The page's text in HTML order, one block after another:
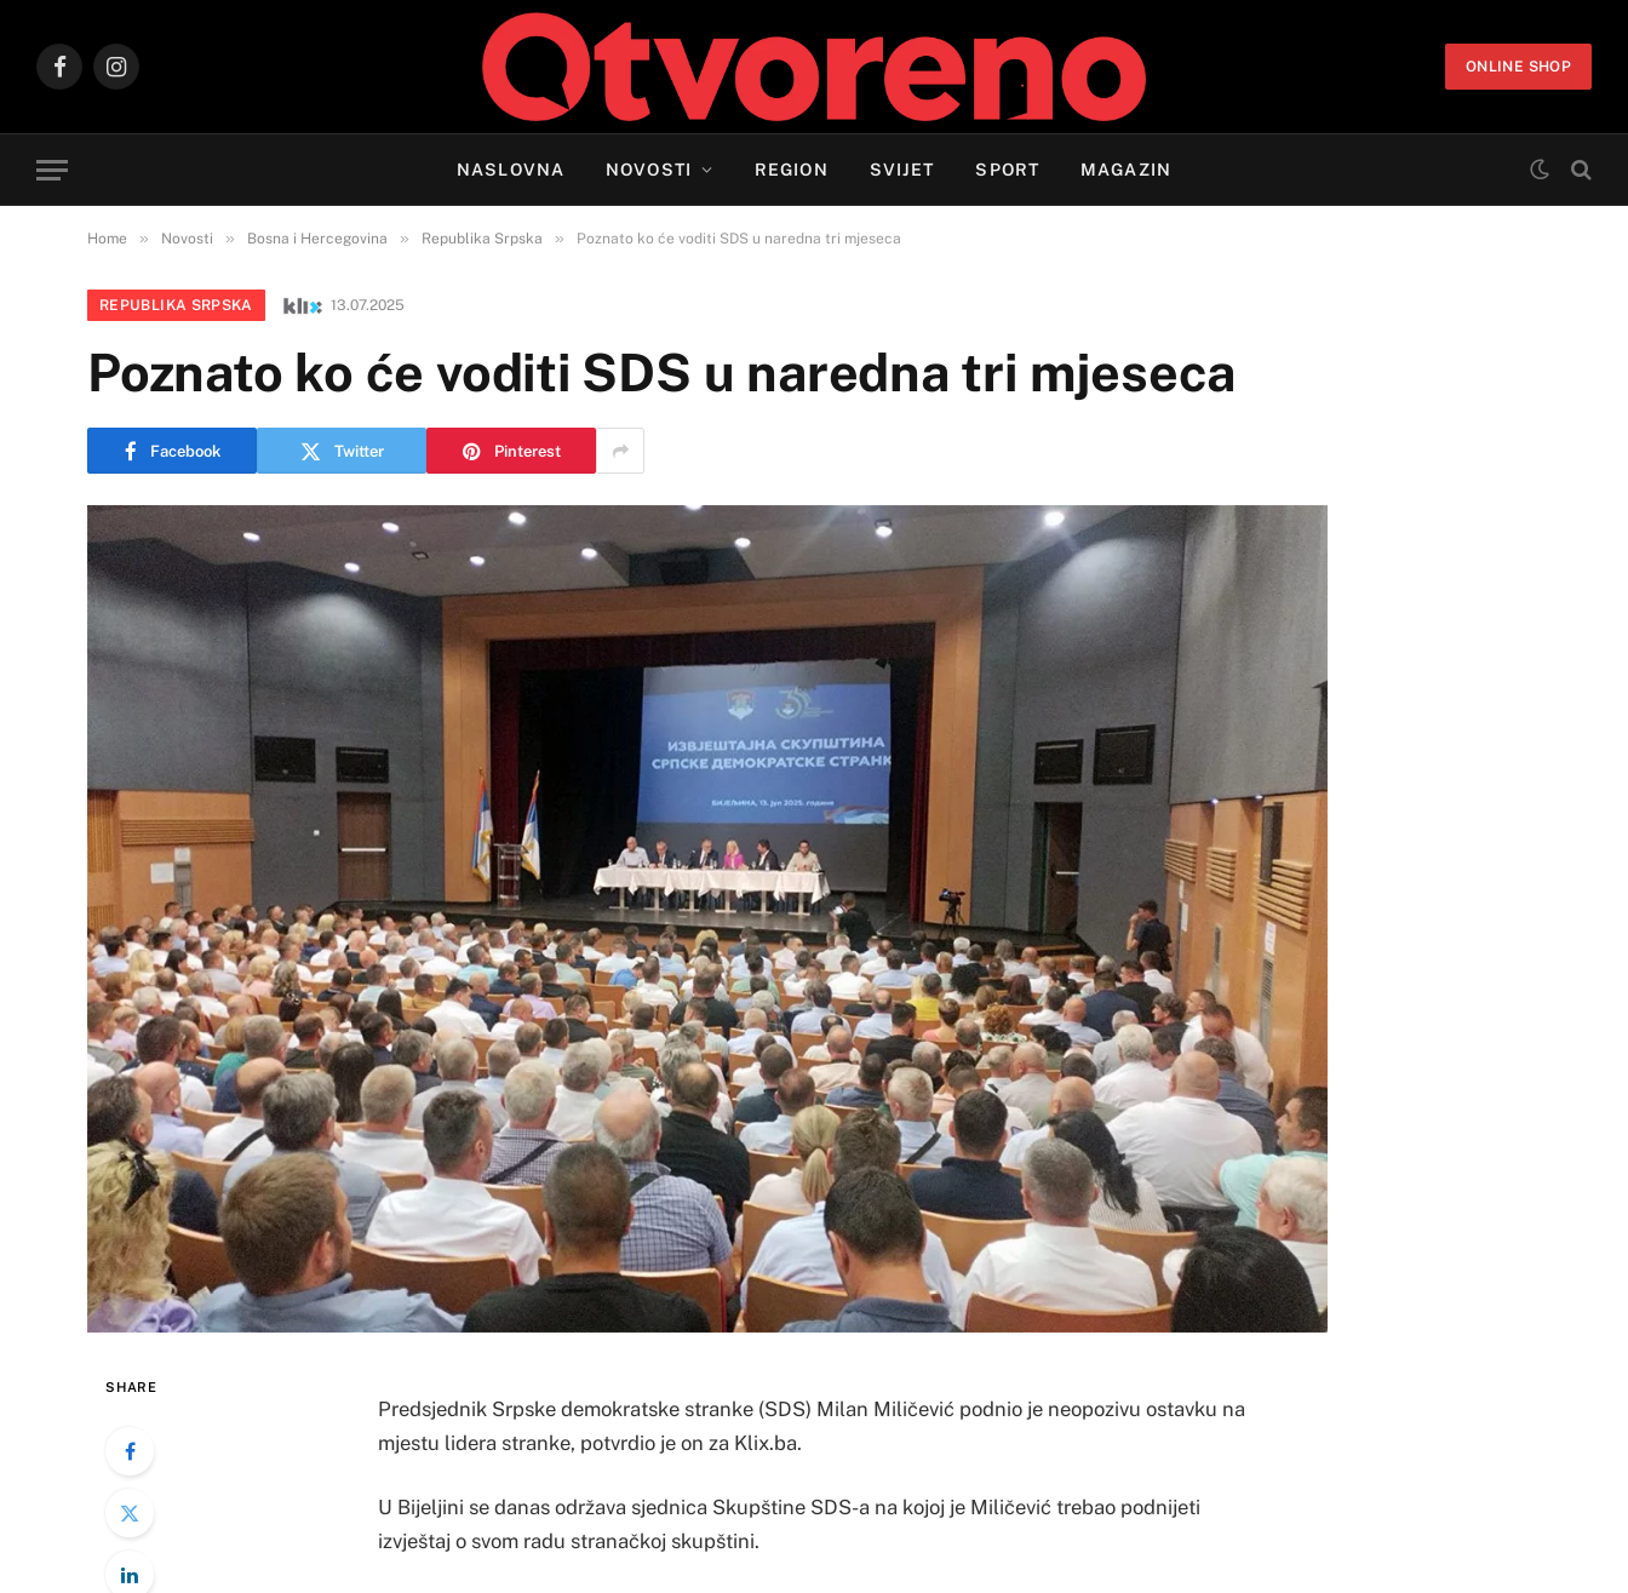
FacebookInstagram
ONLINE SHOP
NASLOVNA NOVOSTI REGION SVIJET SPORT MAGAZIN
Home » Novosti » Bosna i Hercegovina » Republika Srpska » Poznato ko će voditi SDS u naredna tri mjeseca
REPUBLIKA SRPSKA 13.07.2025
Poznato ko će voditi SDS u naredna tri mjeseca
Facebook Twitter Pinterest
SHARE
Predsjednik Srpske demokratske stranke (SDS) Milan Miličević podnio je neopozivu ostavku na
mjestu lidera stranke, potvrdio je on za Klix.ba.
U Bijeljini se danas održava sjednica Skupštine SDS-a na kojoj je Miličević trebao podnijeti
izvještaj o svom radu stranačkoj skupštini.